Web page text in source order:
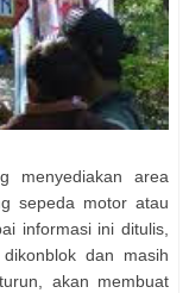
menyediakan area
sepeda motor atau
informasi ini ditulis,
dan masih
akan membuat